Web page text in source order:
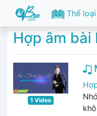
Thể loại
Hợp âm
1 Video